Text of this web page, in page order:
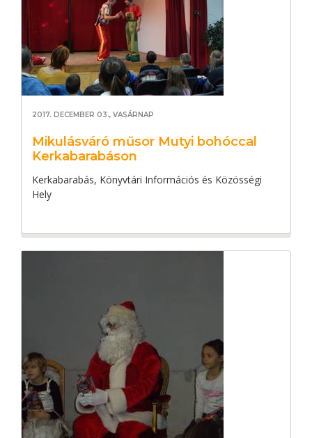
2017. DECEMBER 03., VASÁRNAP
Mikulásváró műsor Mutyi bohóccal
Kerkabarabáson
Kerkabarabás, Könyvtári Információs és Közösségi
Hely